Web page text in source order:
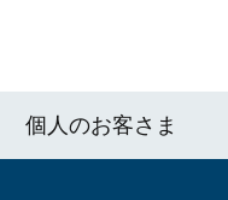
個人のお客さま